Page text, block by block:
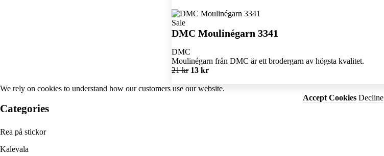
Sale
DMC Moulinégarn 3341
DMC
Moulinégarn från DMC är ett brodergarn av högsta kvalitet.
21 kr 13 kr
We rely on cookies to understand how our customers use our website.
Accept Cookies Decline
Categories
Rea på stickor
Kalevala